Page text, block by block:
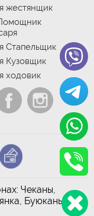
жестянщик
Стапельщик
Кузовщик
ходовик
Чеканы,
Буюканы